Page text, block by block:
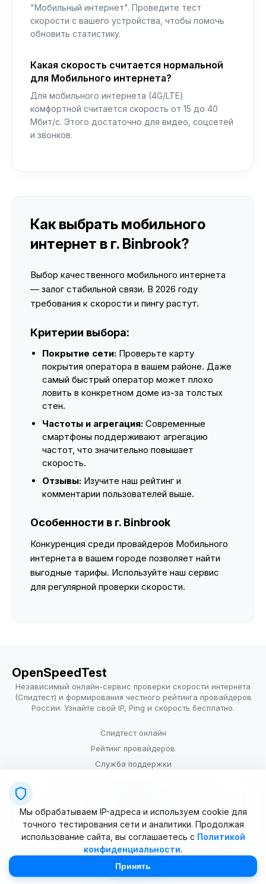
"Мобильный интернет". Проведите тест
скорости с вашего устройства, чтобы помочь
обновить статистику.
Какая скорость считается нормальной
для Мобильного интернета?
Для мобильного интернета (4G/LTE)
комфортной считается скорость от 15 до 40
Мбит/с. Этого достаточно для видео, соцсетей
и звонков.
Как выбрать мобильного
интернет в г. Binbrook?
Выбор качественного мобильного интернета
— залог стабильной связи. В 2026 году
требования к скорости и пингу растут.
Критерии выбора:
Покрытие сети: Проверьте карту
покрытия оператора в вашем районе. Даже
самый быстрый оператор может плохо
ловить в конкретном доме из-за толстых
стен.
Частоты и агрегация: Современные
смартфоны поддерживают агрегацию
частот, что значительно повышает
скорость.
Отзывы: Изучите наш рейтинг и
комментарии пользователей выше.
Особенности в г. Binbrook
Конкуренция среди провайдеров Мобильного
интернета в вашем городе позволяет найти
выгодные тарифы. Используйте наш сервис
для регулярной проверки скорости.
OpenSpeedTest
Независимый онлайн-сервис проверки скорости интернета
(Спидтест) и формирования честного рейтинга провайдеров
России. Узнайте свой IP, Ping и скорость бесплатно.
Спидтест онлайн
Рейтинг провайдеров
Служба поддержки
Условия использования
© 2025–2026 OpenSpeedTest (ИП Долматова В.В.). Все права
Мы обрабатываем IP-адреса и используем cookie для
точного тестирования сети и аналитики. Продолжая
использование сайта, вы соглашаетесь с Политикой
конфиденциальности.
Принять